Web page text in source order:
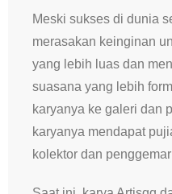
Meski sukses di dunia
merasakan keinginan
yang lebih luas dan
suasana yang lebih
karyanya ke galeri dan
karyanya mendapat
kolektor dan